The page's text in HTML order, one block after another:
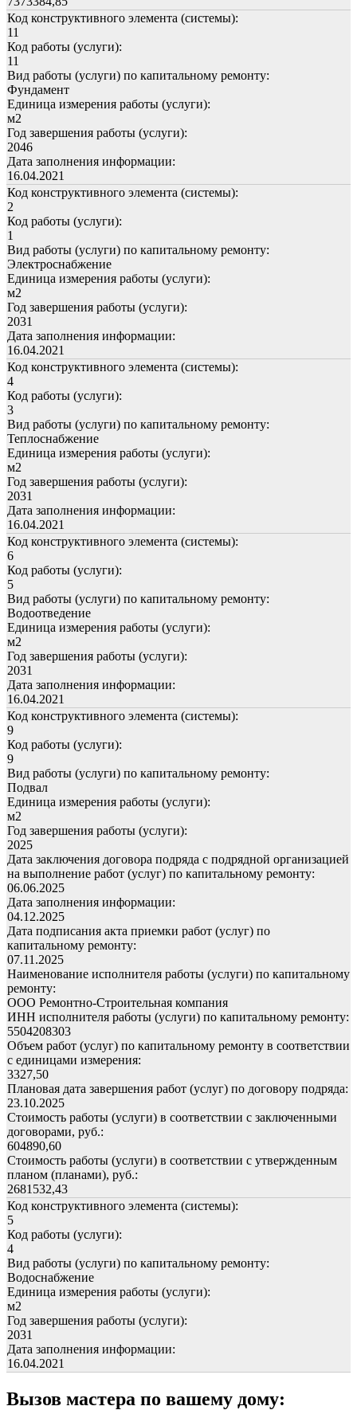
Код конструктивного элемента (системы):
11
Код работы (услуги):
11
Вид работы (услуги) по капитальному ремонту:
Фундамент
Единица измерения работы (услуги):
м2
Год завершения работы (услуги):
2046
Дата заполнения информации:
16.04.2021
Код конструктивного элемента (системы):
2
Код работы (услуги):
1
Вид работы (услуги) по капитальному ремонту:
Электроснабжение
Единица измерения работы (услуги):
м2
Год завершения работы (услуги):
2031
Дата заполнения информации:
16.04.2021
Код конструктивного элемента (системы):
4
Код работы (услуги):
3
Вид работы (услуги) по капитальному ремонту:
Теплоснабжение
Единица измерения работы (услуги):
м2
Год завершения работы (услуги):
2031
Дата заполнения информации:
16.04.2021
Код конструктивного элемента (системы):
6
Код работы (услуги):
5
Вид работы (услуги) по капитальному ремонту:
Водоотведение
Единица измерения работы (услуги):
м2
Год завершения работы (услуги):
2031
Дата заполнения информации:
16.04.2021
Код конструктивного элемента (системы):
9
Код работы (услуги):
9
Вид работы (услуги) по капитальному ремонту:
Подвал
Единица измерения работы (услуги):
м2
Год завершения работы (услуги):
2025
Дата заключения договора подряда с подрядной организацией
на выполнение работ (услуг) по капитальному ремонту:
06.06.2025
Дата заполнения информации:
04.12.2025
Дата подписания акта приемки работ (услуг) по
капитальному ремонту:
07.11.2025
Наименование исполнителя работы (услуги) по капитальному
ремонту:
ООО Ремонтно-Строительная компания
ИНН исполнителя работы (услуги) по капитальному ремонту:
5504208303
Объем работ (услуг) по капитальному ремонту в соответствии
с единицами измерения:
3327,50
Плановая дата завершения работ (услуг) по договору подряда:
23.10.2025
Стоимость работы (услуги) в соответствии с заключенными
договорами, руб.:
604890,60
Стоимость работы (услуги) в соответствии с утвержденным
планом (планами), руб.:
2681532,43
Код конструктивного элемента (системы):
5
Код работы (услуги):
4
Вид работы (услуги) по капитальному ремонту:
Водоснабжение
Единица измерения работы (услуги):
м2
Год завершения работы (услуги):
2031
Дата заполнения информации:
16.04.2021
Вызов мастера по вашему дому: